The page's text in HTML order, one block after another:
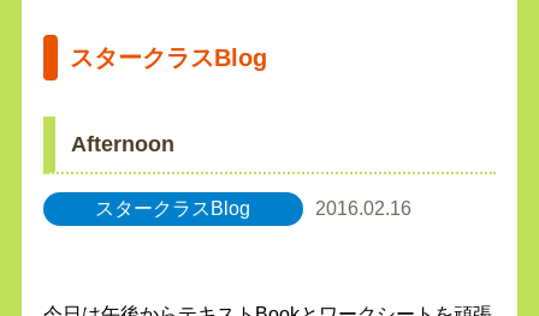
スタークラスBlog
Afternoon
スタークラスBlog 2016.02.16